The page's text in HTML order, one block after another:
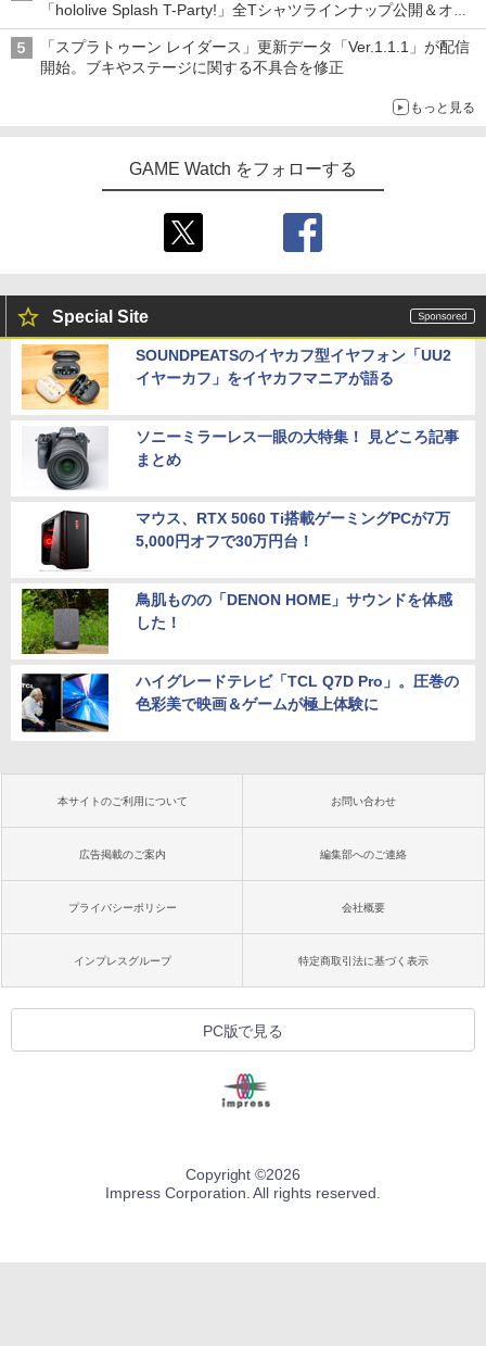
「hololive Splash T-Party!」全Tシャツラインナップ公開＆オン
ライン販売開始
「スプラトゥーン レイダース」更新データ「Ver.1.1.1」が配信
開始。ブキやステージに関する不具合を修正
もっと見る
GAME Watch をフォローする
Special Site
SOUNDPEATSのイヤカフ型イヤフォン「UU2
イヤーカフ」をイヤカフマニアが語る
ソニーミラーレス一眼の大特集！ 見どころ記事
まとめ
マウス、RTX 5060 Ti搭載ゲーミングPCが7万
5,000円オフで30万円台！
鳥肌ものの「DENON HOME」サウンドを体感
した！
ハイグレードテレビ「TCL Q7D Pro」。圧巻の
色彩美で映画＆ゲームが極上体験に
本サイトのご利用について お問い合わせ
広告掲載のご案内 編集部へのご連絡
プライバシーポリシー 会社概要
インプレスグループ 特定商取引法に基づく表示
PC版で見る
Copyright ©2026
Impress Corporation. All rights reserved.